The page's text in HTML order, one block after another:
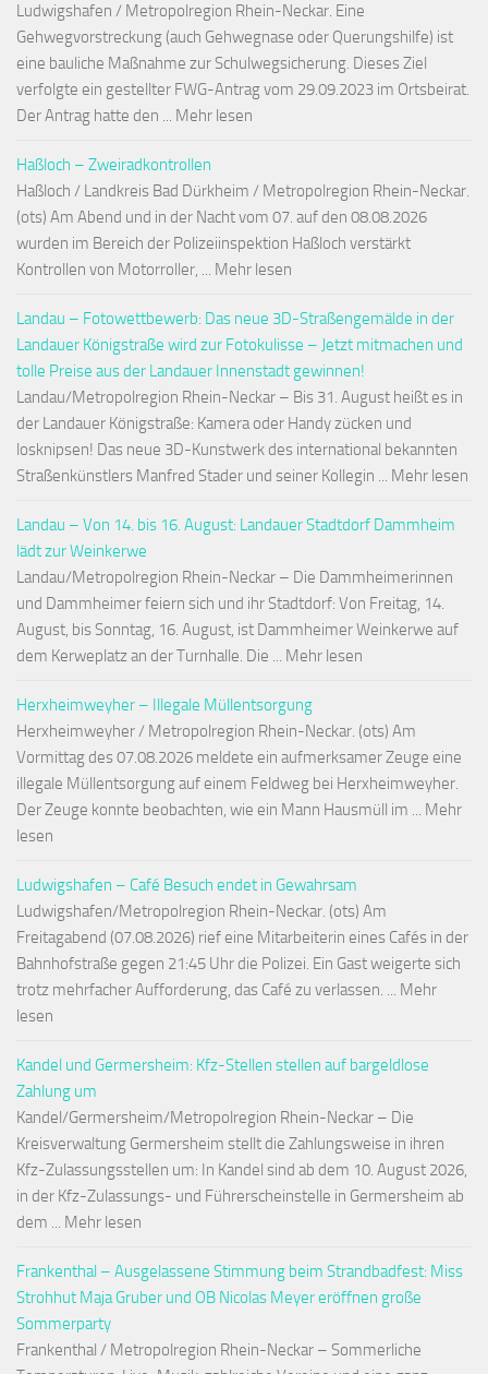
Ludwigshafen / Metropolregion Rhein-Neckar. Eine
Gehwegvorstreckung (auch Gehwegnase oder Querungshilfe) ist
eine bauliche Maßnahme zur Schulwegsicherung. Dieses Ziel
verfolgte ein gestellter FWG-Antrag vom 29.09.2023 im Ortsbeirat.
Der Antrag hatte den ... Mehr lesen
Haßloch – Zweiradkontrollen
Haßloch / Landkreis Bad Dürkheim / Metropolregion Rhein-Neckar.
(ots) Am Abend und in der Nacht vom 07. auf den 08.08.2026
wurden im Bereich der Polizeiinspektion Haßloch verstärkt
Kontrollen von Motorroller, ... Mehr lesen
Landau – Fotowettbewerb: Das neue 3D-Straßengemälde in der
Landauer Königstraße wird zur Fotokulisse – Jetzt mitmachen und
tolle Preise aus der Landauer Innenstadt gewinnen!
Landau/Metropolregion Rhein-Neckar – Bis 31. August heißt es in
der Landauer Königstraße: Kamera oder Handy zücken und
losknipsen! Das neue 3D-Kunstwerk des international bekannten
Straßenkünstlers Manfred Stader und seiner Kollegin ... Mehr lesen
Landau – Von 14. bis 16. August: Landauer Stadtdorf Dammheim
lädt zur Weinkerwe
Landau/Metropolregion Rhein-Neckar – Die Dammheimerinnen
und Dammheimer feiern sich und ihr Stadtdorf: Von Freitag, 14.
August, bis Sonntag, 16. August, ist Dammheimer Weinkerwe auf
dem Kerweplatz an der Turnhalle. Die ... Mehr lesen
Herxheimweyher – Illegale Müllentsorgung
Herxheimweyher / Metropolregion Rhein-Neckar. (ots) Am
Vormittag des 07.08.2026 meldete ein aufmerksamer Zeuge eine
illegale Müllentsorgung auf einem Feldweg bei Herxheimweyher.
Der Zeuge konnte beobachten, wie ein Mann Hausmüll im ... Mehr
lesen
Ludwigshafen – Café Besuch endet in Gewahrsam
Ludwigshafen/Metropolregion Rhein-Neckar. (ots) Am
Freitagabend (07.08.2026) rief eine Mitarbeiterin eines Cafés in der
Bahnhofstraße gegen 21:45 Uhr die Polizei. Ein Gast weigerte sich
trotz mehrfacher Aufforderung, das Café zu verlassen. ... Mehr
lesen
Kandel und Germersheim: Kfz-Stellen stellen auf bargeldlose
Zahlung um
Kandel/Germersheim/Metropolregion Rhein-Neckar – Die
Kreisverwaltung Germersheim stellt die Zahlungsweise in ihren
Kfz-Zulassungsstellen um: In Kandel sind ab dem 10. August 2026,
in der Kfz-Zulassungs- und Führerscheinstelle in Germersheim ab
dem ... Mehr lesen
Frankenthal – Ausgelassene Stimmung beim Strandbadfest: Miss
Strohhut Maja Gruber und OB Nicolas Meyer eröffnen große
Sommerparty
Frankenthal / Metropolregion Rhein-Neckar – Sommerliche